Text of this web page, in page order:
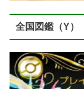
全国図鑑（Y）